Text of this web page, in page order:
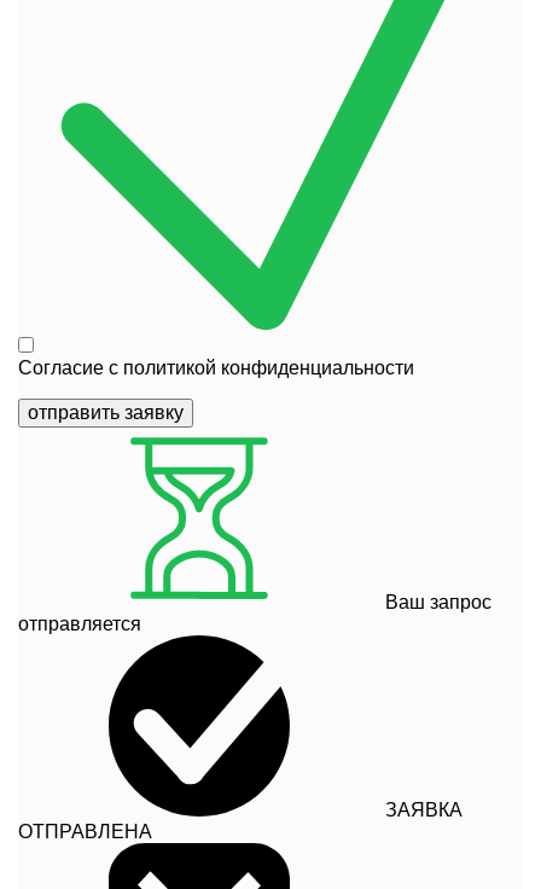
Согласие с политикой конфиденциальности
отправить заявку
Ваш запрос
отправляется
ЗАЯВКА
ОТПРАВЛЕНА